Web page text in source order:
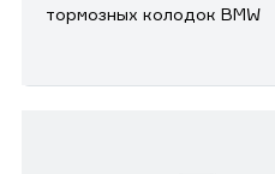
тормозных колодок BMW